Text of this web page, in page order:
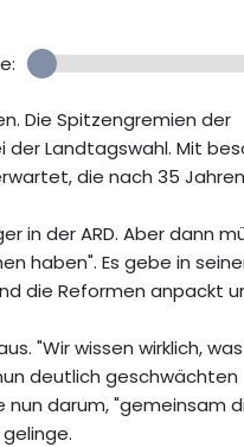
Die Spitzengremien der
der Landtagswahl. Mit
die nach 35
in der ARD. Aber dann
haben". Es gebe in
die Reformen anpackt
"Wir wissen wirklich,
deutlich geschwächten
nun darum, "gemeinsam